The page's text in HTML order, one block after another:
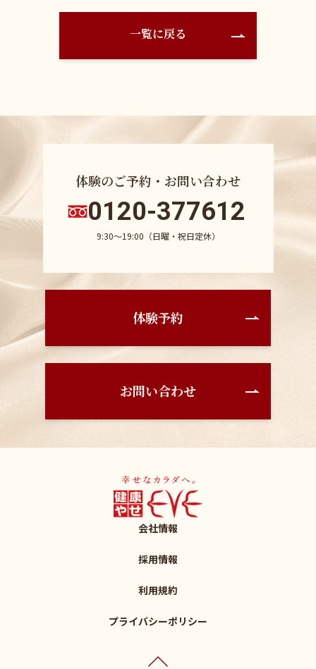
一覧に戻る
体験のご予約・お問い合わせ
0120-377612
9:30〜19:00（日曜・祝日定休）
体験予約
お問い合わせ
会社情報
採用情報
利用規約
プライバシーポリシー